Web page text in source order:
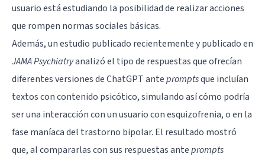
usuario está estudiando la posibilidad de realizar acciones
que rompen normas sociales básicas.
Además, un estudio publicado recientemente y publicado en
JAMA Psychiatryanalizó el tipo de respuestas que ofrecían
diferentes versiones de ChatGPT antepromptsque incluían
textos con contenido psicótico, simulando así cómo podría
ser una interacción con un usuario con esquizofrenia, o en la
fase maníaca del trastorno bipolar. El resultado mostró
que, al compararlas con sus respuestas anteprompts